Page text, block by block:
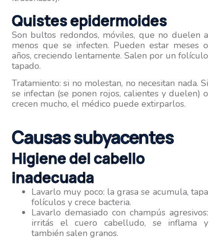
Quistes epidermoides
Son bultos redondos, móviles, que no duelen a
menos que se infecten. Pueden estar meses o
años, creciendo lentamente. Salen por un folículo
tapado.
Tratamiento: si no molestan, no necesitan nada. Si
se infectan (se ponen rojos, calientes y duelen) o
crecen mucho, el médico puede extirparlos.
Causas subyacentes
Higiene del cabello
inadecuada
Lavarlo muy poco: la grasa se acumula, tapa
folículos y crece bacteria.
Lavarlo demasiado con champús agresivos:
irritás el cuero cabelludo, se inflama y
también salen granos.